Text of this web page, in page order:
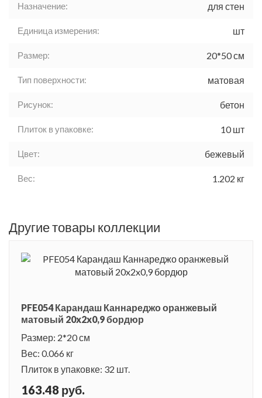
Назначение: для стен
Единица измерения: шт
Размер: 20*50 см
Тип поверхности: матовая
Рисунок: бетон
Плиток в упаковке: 10 шт
Цвет: бежевый
Вес: 1.202 кг
Другие товары коллекции
PFE054 Карандаш Каннареджо оранжевый
матовый 20x2x0,9 бордюр
Размер: 2*20 см
Вес: 0.066 кг
Плиток в упаковке: 32 шт.
163.48 руб.